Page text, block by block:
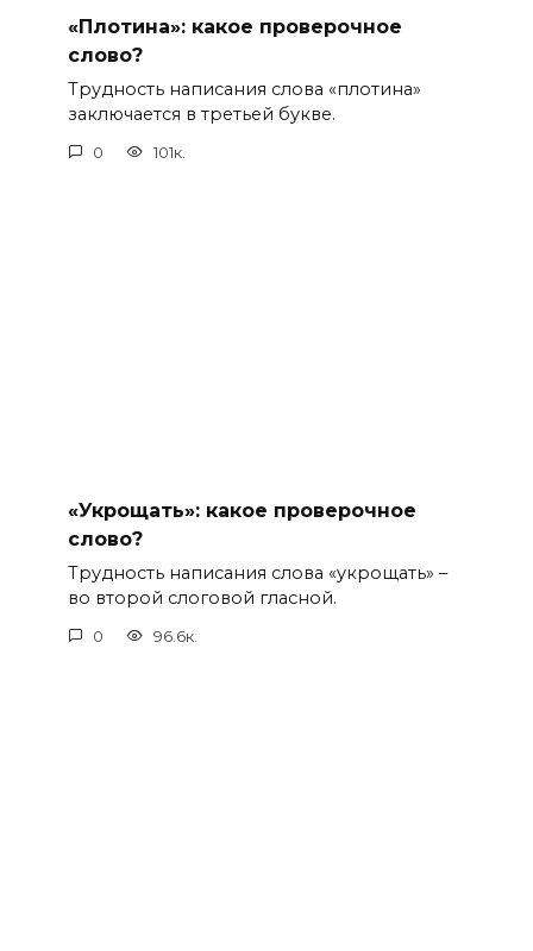
«Плотина»: какое проверочное
слово?
Трудность написания слова «плотина»
заключается в третьей букве.
0 101к.
«Укрощать»: какое проверочное
слово?
Трудность написания слова «укрощать» –
во второй слоговой гласной.
0 96.6к.